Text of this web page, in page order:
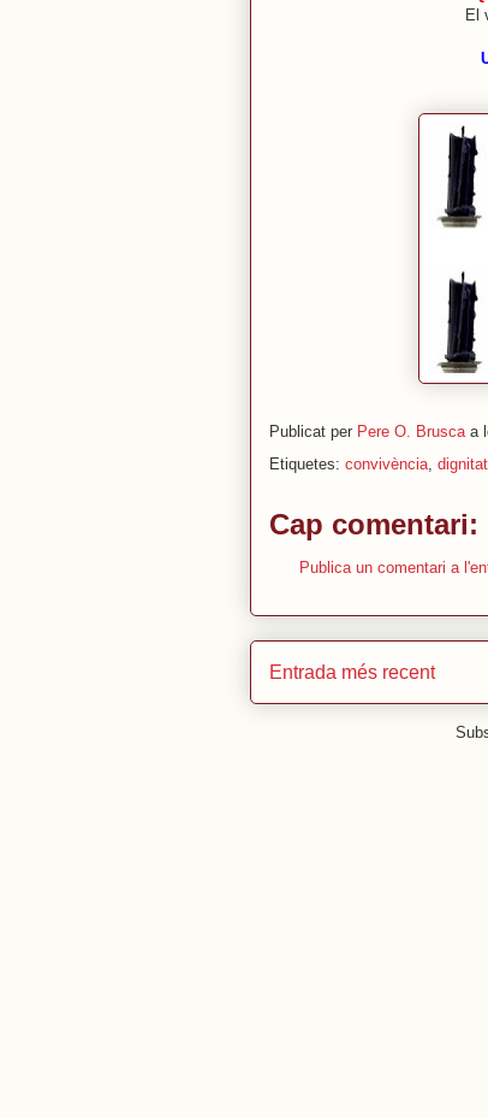
El
Publicat per Pere O. Brusca a
Etiquetes: convivència, dignitat
Cap comentari:
Publica un comentari a
Entrada més recent